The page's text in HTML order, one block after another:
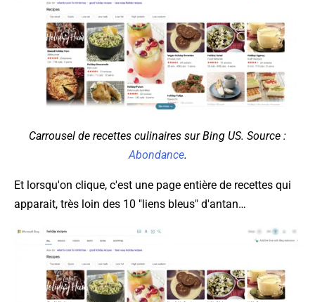
Carrousel de recettes culinaires sur Bing US. Source :
Abondance.
Et lorsqu'on clique, c'est une page entière de recettes qui
apparait, très loin des 10 "liens bleus" d'antan…